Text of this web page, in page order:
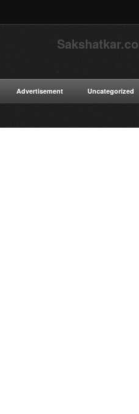
Advertisement Uncategorized